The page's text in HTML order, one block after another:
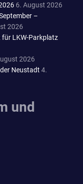
6. August 2026
–
2026
LKW-Parkplatz
2026
Neustadt 4.
und